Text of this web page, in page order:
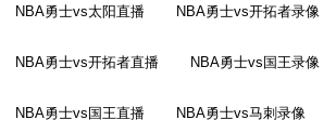
NBA勇士vs太阳直播 NBA勇士vs开拓者录像
NBA勇士vs开拓者直播 NBA勇士vs国王录像
NBA勇士vs国王直播 NBA勇士vs马刺录像